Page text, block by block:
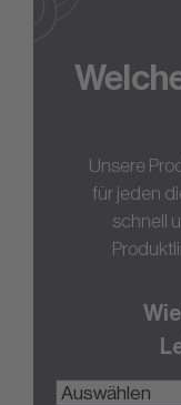
Unsere
für jeden
schnell